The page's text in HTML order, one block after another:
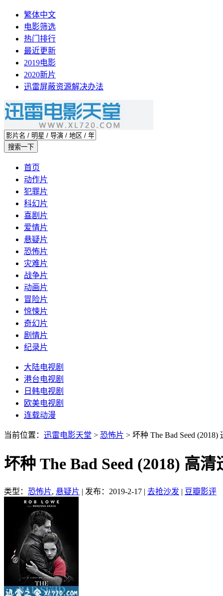
繁体中文
电影筛选
热门排行
最近更新
2019电影
2020新片
迅雷屏蔽资源解决办法
首页
动作片
犯罪片
科幻片
喜剧片
爱情片
悬疑片
恐怖片
灾难片
战争片
动画片
冒险片
惊悚片
奇幻片
剧情片
纪录片
大陆电视剧
港台电视剧
日韩电视剧
欧美电视剧
连载动漫
当前位置： 迅雷电影天堂 > 恐怖片 > 坏种 The Bad Seed (2018)
坏种 The Bad Seed (2018) 高
类型： 恐怖片, 悬疑片 | 发布：2019-2-17 | 去抢沙发 | 豆瓣影评